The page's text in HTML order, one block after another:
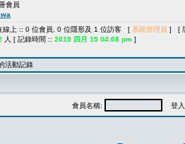
會員
線上 :: 0 位會員, 0 位隱形及 1 位訪客 [ 系統管理員 ] [
人 [ 記錄時間 :: 2019 四月 15 04:08 pm ]
活動記錄
會員名稱: 登入